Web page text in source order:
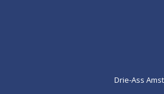
Drie-Ass